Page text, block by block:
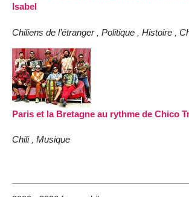
Isabel
Chiliens de l’étranger Politique Histoire
Paris et la Bretagne au rythme de Chico
Chili, Musique